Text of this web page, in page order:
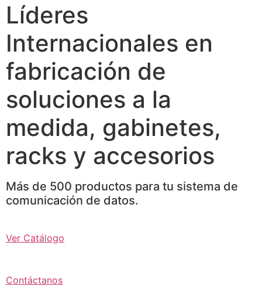
Líderes
Internacionales en
fabricación de
soluciones a la
medida, gabinetes,
racks y accesorios
Más de 500 productos para tu sistema de
comunicación de datos.
Ver Catálogo
Contáctanos